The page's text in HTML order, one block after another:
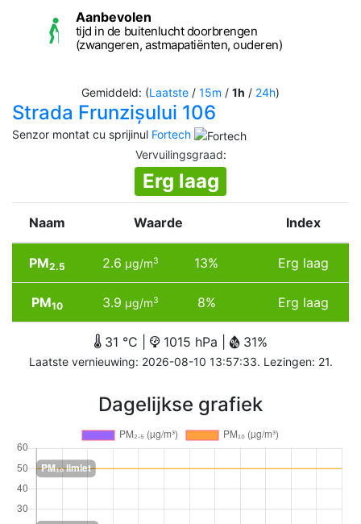
Aanbevolen
tijd in de buitenlucht doorbrengen
(zwangeren, astmapatiënten, ouderen)
Gemiddeld: (Laatste / 15m / 1h / 24h)
Strada Frunzișului 106
Senzor montat cu sprijinul Fortech
Vervuilingsgraad:
Erg laag
Naam Waarde Index
PM2.5 2.6 µg/m3 13% Erg laag
PM10 3.9 µg/m3 8% Erg laag
31 °C | 1015 hPa | 31%
Laatste vernieuwing: 2026-08-10 13:57:33. Lezingen: 21.
Dagelijkse grafiek